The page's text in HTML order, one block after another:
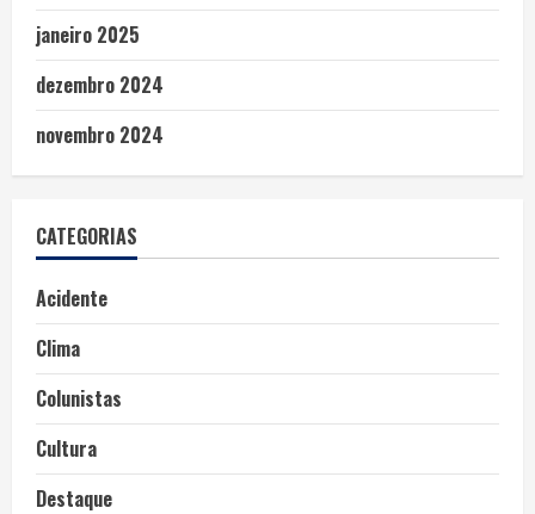
janeiro 2025
dezembro 2024
novembro 2024
CATEGORIAS
Acidente
Clima
Colunistas
Cultura
Destaque